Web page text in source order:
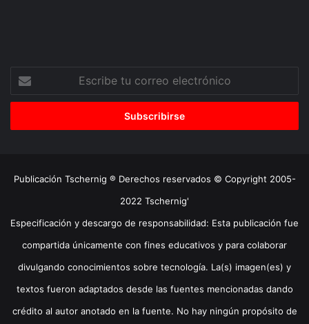
correo
Publicación Tschernig ® Derechos reservados © Copyright 2005-
2022 Tschernig'
Especificación y descargo de responsabilidad: Esta publicación fue
compartida únicamente con fines educativos y para colaborar
divulgando conocimientos sobre tecnología. La(s) imagen(es) y
textos fueron adaptados desde las fuentes mencionadas dando
crédito al autor anotado en la fuente. No hay ningún propósito de